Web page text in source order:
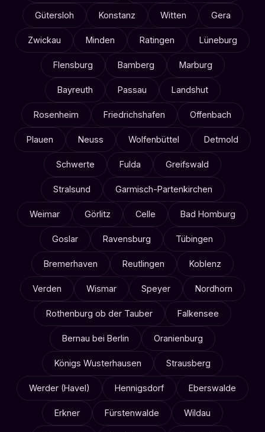
Gütersloh Konstanz Witten Gera
Zwickau Minden Ratingen Lüneburg
Flensburg Bamberg Marburg
Bayreuth Passau Landshut
Rosenheim Friedrichshafen Offenbach
Plauen Neuss Wolfenbüttel Detmold
Schwerte Fulda Greifswald
Stralsund Garmisch-Partenkirchen
Weimar Görlitz Celle Bad Homburg
Goslar Ravensburg Tübingen
Bremerhaven Reutlingen Koblenz
Verden Wismar Speyer Nordhorn
Rothenburg ob der Tauber Falkensee
Bernau bei Berlin Oranienburg
Königs Wusterhausen Strausberg
Werder (Havel) Hennigsdorf Eberswalde
Erkner Fürstenwalde Wildau